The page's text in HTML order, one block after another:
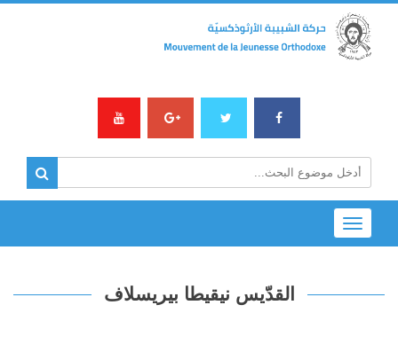
Toggle
navigation
القدّيس نيقيطا بيريسلاف